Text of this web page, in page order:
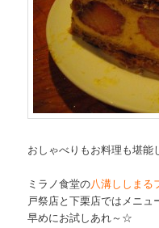
おしゃべりもお料理も堪能
ミラノ食堂の八溝ししまる
戸祭店と下栗店ではメニ
早めにお試しあれ～☆